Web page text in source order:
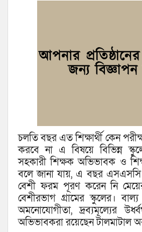
চলতি বছর এত শিক্ষার্থী কেন
করবে না এ বিষয়ে বিভিন্ন
সহকারী শিক্ষক অভিভাবক ও
বলে জানা যায়, এ বছর এসএসসি
বেশী ফরম পূরণ করেন নি
বেশীরভাগ গ্রামের স্কুলের।
অমনোযোগীতা, দ্রব্যমূল্যের
অভিভাবকরা রয়েছেন টালমাটাল